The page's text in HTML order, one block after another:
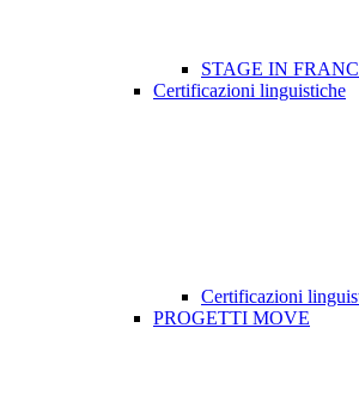
STAGE IN
Certificazioni linguistiche
Certificazioni
PROGETTI MOVE